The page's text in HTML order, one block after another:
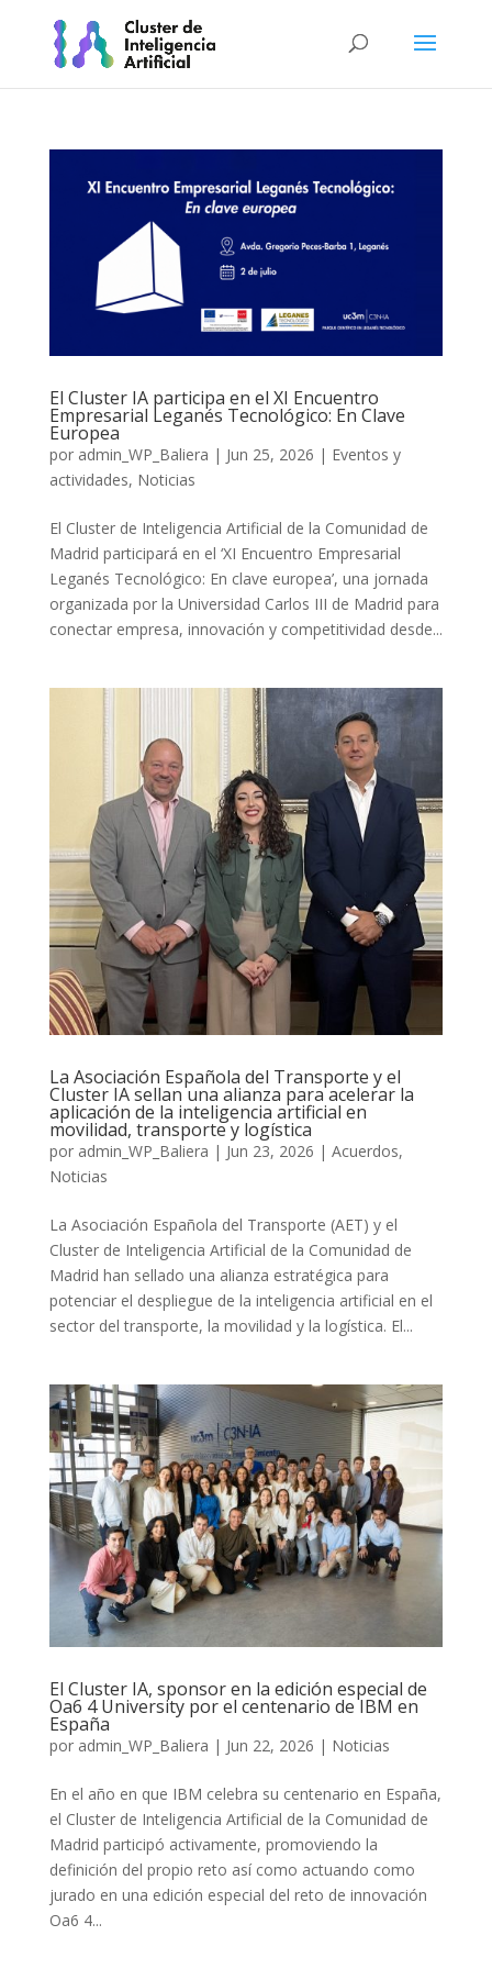
El Cluster IA participa en el XI Encuentro
Empresarial Leganés Tecnológico: En Clave
Europea
por admin_WP_Baliera | Jun 25, 2026 | Eventos y
actividades, Noticias
El Cluster de Inteligencia Artificial de la Comunidad de
Madrid participará en el ‘XI Encuentro Empresarial
Leganés Tecnológico: En clave europea’, una jornada
organizada por la Universidad Carlos III de Madrid para
conectar empresa, innovación y competitividad desde...
La Asociación Española del Transporte y el
Cluster IA sellan una alianza para acelerar la
aplicación de la inteligencia artificial en
movilidad, transporte y logística
por admin_WP_Baliera | Jun 23, 2026 | Acuerdos,
Noticias
La Asociación Española del Transporte (AET) y el
Cluster de Inteligencia Artificial de la Comunidad de
Madrid han sellado una alianza estratégica para
potenciar el despliegue de la inteligencia artificial en el
sector del transporte, la movilidad y la logística. El...
El Cluster IA, sponsor en la edición especial de
Oa6 4 University por el centenario de IBM en
España
por admin_WP_Baliera | Jun 22, 2026 | Noticias
En el año en que IBM celebra su centenario en España,
el Cluster de Inteligencia Artificial de la Comunidad de
Madrid participó activamente, promoviendo la
definición del propio reto así como actuando como
jurado en una edición especial del reto de innovación
Oa6 4...